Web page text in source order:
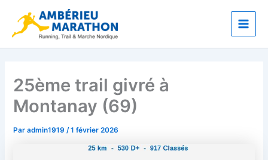
contenu
Main
25ème trail givré à
Montanay (69)
Paradmin1919/1 février 2026